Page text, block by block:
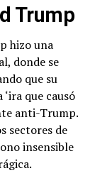
Trump
hizo una
donde se
que su
que causó
anti-Trump.
sectores de
insensible